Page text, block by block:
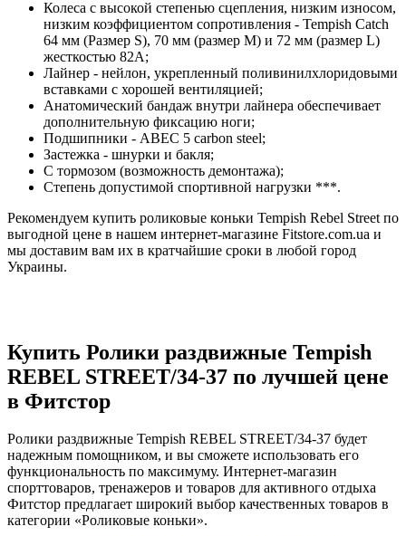
Колеса с высокой степенью сцепления, низким износом,
низким коэффициентом сопротивления - Tempish Catch
64 мм (Размер S), 70 мм (размер М) и 72 мм (размер L)
жесткостью 82А;
Лайнер - нейлон, укрепленный поливинилхлоридовыми
вставками с хорошей вентиляцией;
Анатомический бандаж внутри лайнера обеспечивает
дополнительную фиксацию ноги;
Подшипники - АВЕС 5 carbon steel;
Застежка - шнурки и бакля;
С тормозом (возможность демонтажа);
Степень допустимой спортивной нагрузки ***.
Рекомендуем купить роликовые коньки Tempish Rebel Street по
выгодной цене в нашем интернет-магазине Fitstore.com.ua и
мы доставим вам их в кратчайшие сроки в любой город
Украины.
Купить Ролики раздвижные Tempish
REBEL STREET/34-37 по лучшей цене
в Фитстор
Ролики раздвижные Tempish REBEL STREET/34-37 будет
надежным помощником, и вы сможете использовать его
функциональность по максимуму. Интернет-магазин
спорттоваров, тренажеров и товаров для активного отдыха
Фитстор предлагает широкий выбор качественных товаров в
категории «Роликовые коньки».